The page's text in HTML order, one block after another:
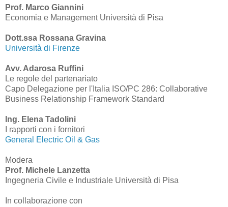
Prof. Marco Giannini
Economia e Management Università di Pisa
Dott.ssa Rossana Gravina
Università di Firenze
Avv. Adarosa Ruffini
Le regole del partenariato
Capo Delegazione per l'Italia ISO/PC 286: Collaborative
Business Relationship Framework Standard
Ing. Elena Tadolini
I rapporti con i fornitori
General Electric Oil & Gas
Modera
Prof. Michele Lanzetta
Ingegneria Civile e Industriale Università di Pisa
In collaborazione con